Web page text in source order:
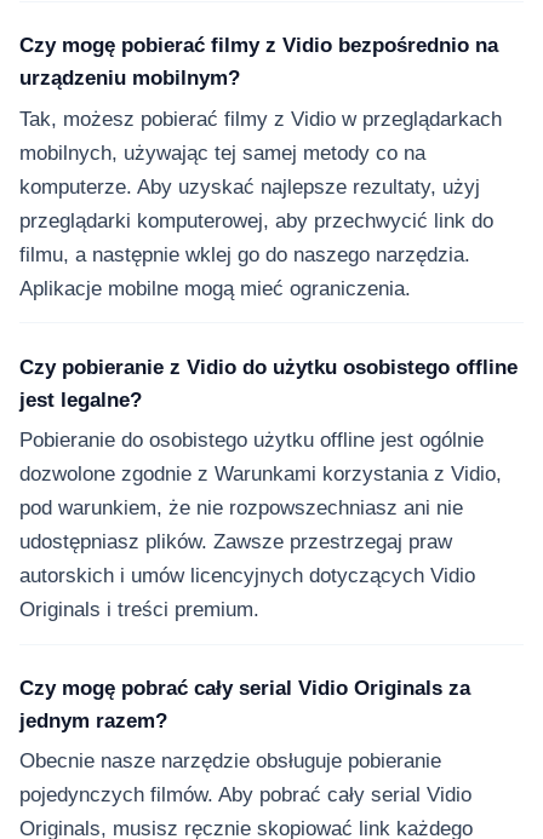
Czy mogę pobierać filmy z Vidio bezpośrednio na
urządzeniu mobilnym?
Tak, możesz pobierać filmy z Vidio w przeglądarkach
mobilnych, używając tej samej metody co na
komputerze. Aby uzyskać najlepsze rezultaty, użyj
przeglądarki komputerowej, aby przechwycić link do
filmu, a następnie wklej go do naszego narzędzia.
Aplikacje mobilne mogą mieć ograniczenia.
Czy pobieranie z Vidio do użytku osobistego offline
jest legalne?
Pobieranie do osobistego użytku offline jest ogólnie
dozwolone zgodnie z Warunkami korzystania z Vidio,
pod warunkiem, że nie rozpowszechniasz ani nie
udostępniasz plików. Zawsze przestrzegaj praw
autorskich i umów licencyjnych dotyczących Vidio
Originals i treści premium.
Czy mogę pobrać cały serial Vidio Originals za
jednym razem?
Obecnie nasze narzędzie obsługuje pobieranie
pojedynczych filmów. Aby pobrać cały serial Vidio
Originals, musisz ręcznie skopiować link każdego